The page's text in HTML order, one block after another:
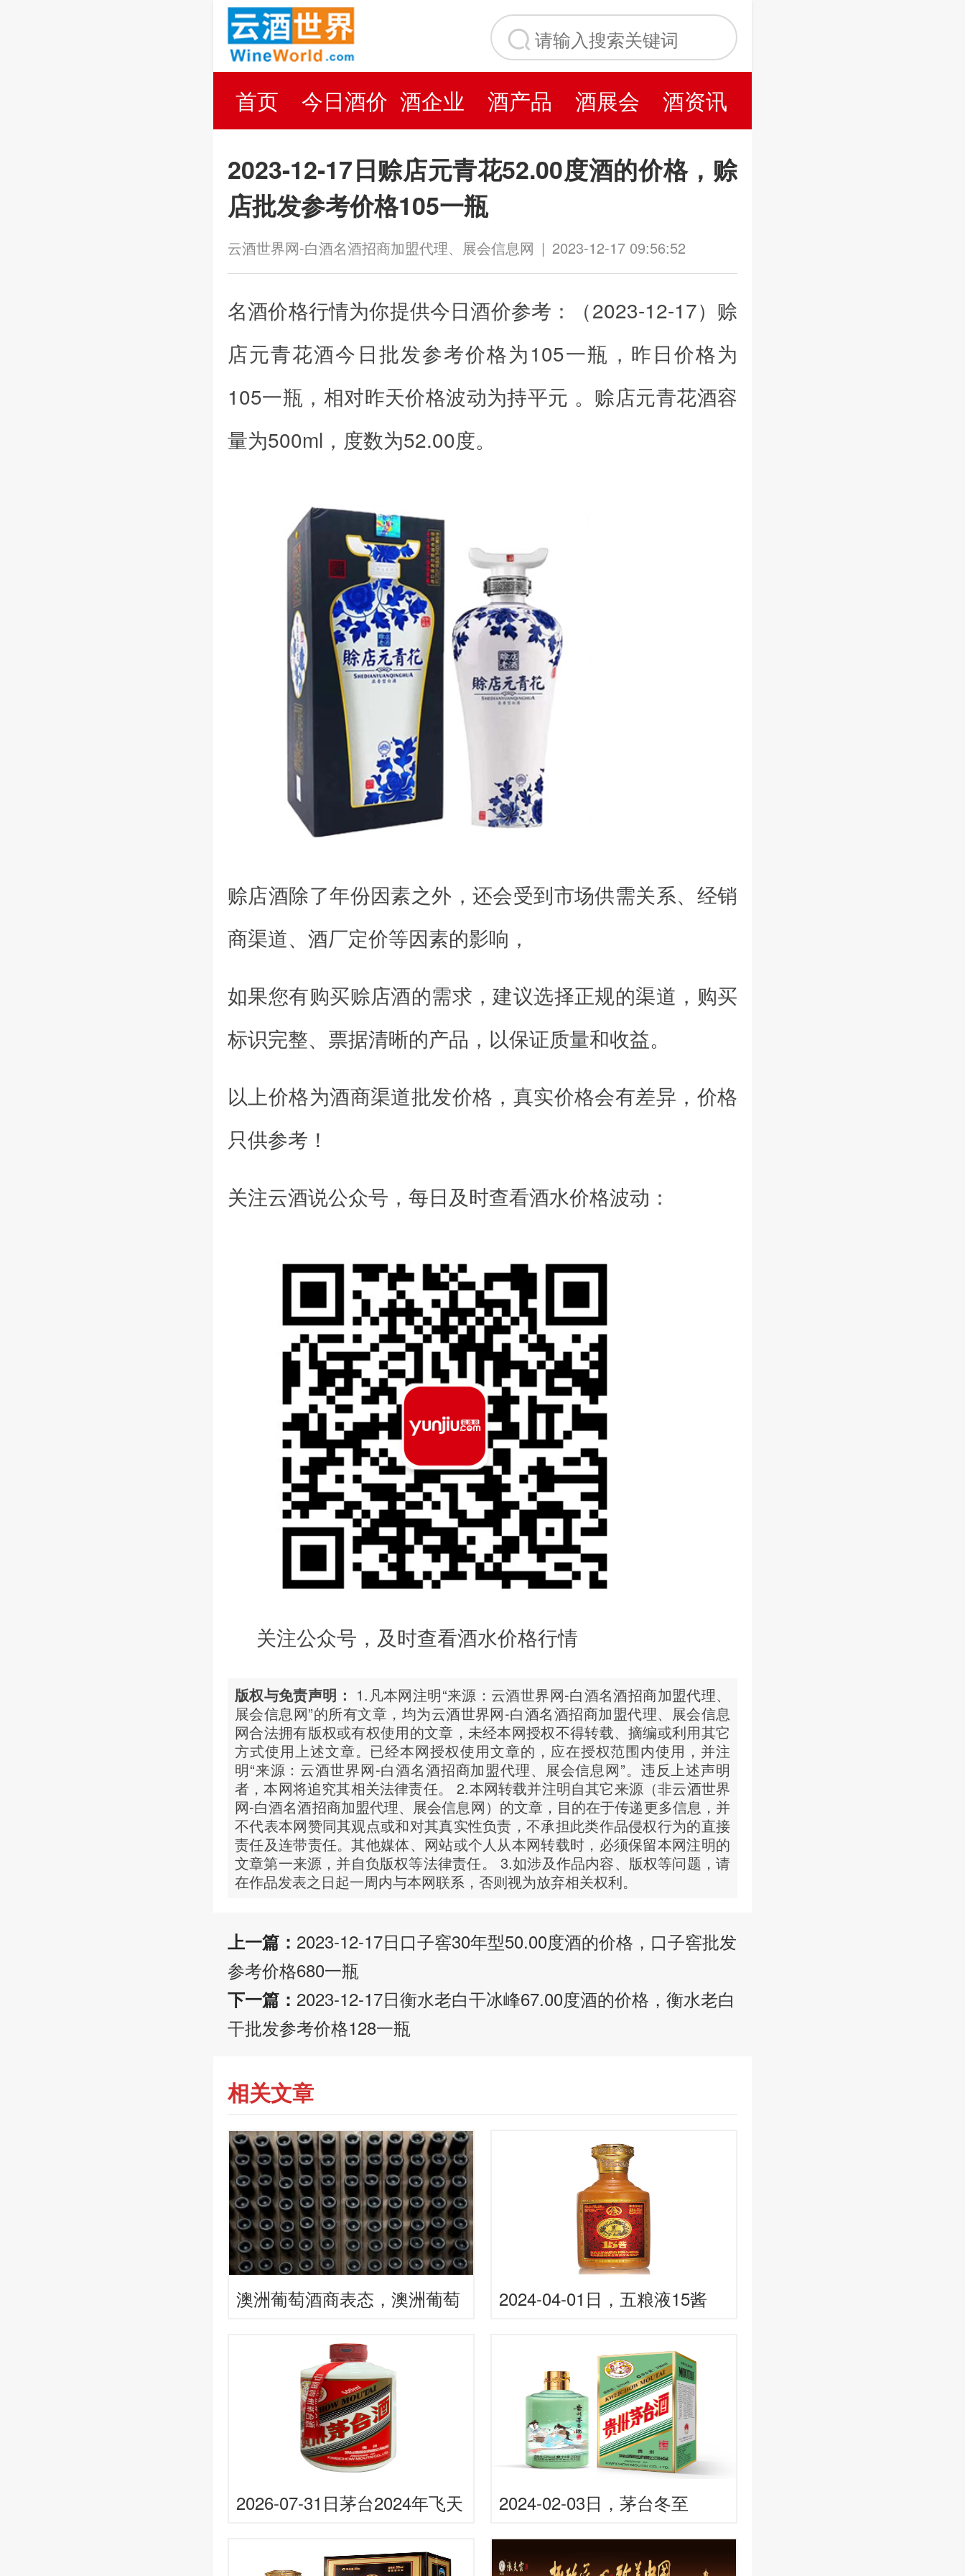
首页 今日酒价 酒企业 酒产品 酒展会
酒资讯
百科
2023-12-17日赊店元青花52.00度酒的价格，赊
店批发参考价格105一瓶
云酒世界网-白酒名酒招商加盟代理、展会信息网 | 2023-12-17 09:56:52
名酒价格行情为你提供今日酒价参考：（2023-12-17）赊
店元青花酒今日批发参考价格为105一瓶，昨日价格为
105一瓶，相对昨天价格波动为持平元 。赊店元青花酒容
量为500ml，度数为52.00度。
赊店酒除了年份因素之外，还会受到市场供需关系、经销
商渠道、酒厂定价等因素的影响，
如果您有购买赊店酒的需求，建议选择正规的渠道，购买
标识完整、票据清晰的产品，以保证质量和收益。
以上价格为酒商渠道批发价格，真实价格会有差异，价格
只供参考！
关注云酒说公众号，每日及时查看酒水价格波动：
关注公众号，及时查看酒水价格行情
版权与免责声明： 1.凡本网注明“来源：云酒世界网-白酒名酒招商加盟代理、
展会信息网”的所有文章，均为云酒世界网-白酒名酒招商加盟代理、展会信息
网合法拥有版权或有权使用的文章，未经本网授权不得转载、摘编或利用其它
方式使用上述文章。已经本网授权使用文章的，应在授权范围内使用，并注
明“来源：云酒世界网-白酒名酒招商加盟代理、展会信息网”。违反上述声明
者，本网将追究其相关法律责任。 2.本网转载并注明自其它来源（非云酒世界
网-白酒名酒招商加盟代理、展会信息网）的文章，目的在于传递更多信息，并
不代表本网赞同其观点或和对其真实性负责，不承担此类作品侵权行为的直接
责任及连带责任。其他媒体、网站或个人从本网转载时，必须保留本网注明的
文章第一来源，并自负版权等法律责任。 3.如涉及作品内容、版权等问题，请
在作品发表之日起一周内与本网联系，否则视为放弃相关权利。
上一篇： 2023-12-17日口子窖30年型50.00度酒的价格，口子窖批发
参考价格680一瓶
下一篇： 2023-12-17日衡水老白干冰峰67.00度酒的价格，衡水老白
干批发参考价格128一瓶
相关文章
澳洲葡萄酒商表态，澳洲葡萄
2024-04-01日，五粮液15酱
格是多少呢？
2026-07-31日茅台2024年飞天
瓶，上涨 50元
2024-02-03日，茅台冬至
500ML53.00度酒每瓶的价格
是多少呢？